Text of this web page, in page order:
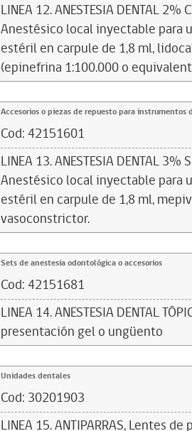
LINEA 12. ANESTESIA DENTAL 2%
Anestésico local inyectable para
estéril en carpule de 1,8 ml,
(epinefrina 1:100.000 o
Accesorios o piezas de repuesto para instrumentos
Cod: 42151601
LINEA 13. ANESTESIA DENTAL 3%
Anestésico local inyectable para
estéril en carpule de 1,8 ml,
vasoconstrictor.
Sets de anestesia odontológica o accesorios
Cod: 42151681
LINEA 14. ANESTESIA DENTAL
presentación gel o ungüento
Unidades dentales
Cod: 30201903
LINEA 15. ANTIPARRAS, Lentes